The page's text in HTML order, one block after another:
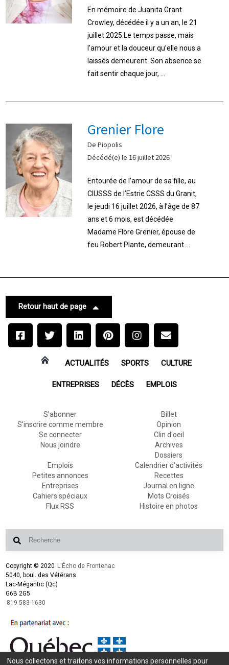
En mémoire de Juanita Grant
Crowley, décédée il y a un an, le 21
juillet 2025.Le temps passe, mais
l’amour et la douceur qu’elle nous a
laissés demeurent. Son absence se
fait sentir chaque jour, ...
Grenier Flore
De Piopolis
Décédé(e) le 16 juillet 2026
Entourée de l'amour de sa fille, au
CIUSSS de l’Estrie CSSS du Granit,
le jeudi 16 juillet 2026, à l’âge de 87
ans et 6 mois, est décédée
Madame Flore Grenier, épouse de
feu Robert Plante, demeurant ...
Retour haut de page
ACTUALITÉS SPORTS CULTURE
ENTREPRISES DÉCÈS EMPLOIS
S'abonner
S'inscrire comme membre
Se connecter
Nous joindre
Billet
Opinion
Clin d'oeil
Archives
Dossiers
Emplois
Petites annonces
Entreprises
Cahiers spéciaux
Flux RSS
Calendrier d'activités
Recettes
Journal en ligne
Mots Croisés
Histoire en photos
Copyright © 2020 L'Écho de Frontenac
5040, boul. des Vétérans
Lac-Mégantic (Qc)
G6B 2G5
819 583-1630
Nous collectons et traitons vos informations personnelles pour